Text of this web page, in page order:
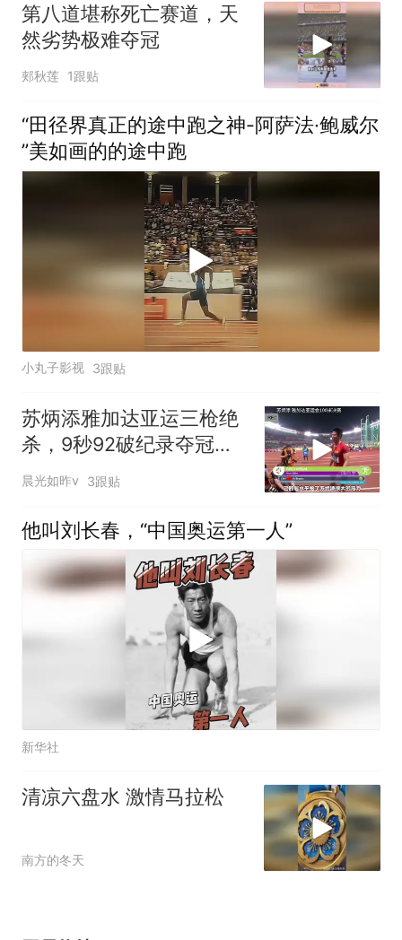
第八道堪称死亡赛道，天
然劣势极难夺冠
郏秋莲 1跟贴
“田径界真正的途中跑之神-阿萨法·鲍威尔
”美如画的的途中跑
小丸子影视 3跟贴
苏炳添雅加达亚运三枪绝
杀，9秒92破纪录夺冠震
撼时刻
晨光如昨v 3跟贴
他叫刘长春，“中国奥运第一人”
新华社
清凉六盘水 激情马拉松
南方的冬天